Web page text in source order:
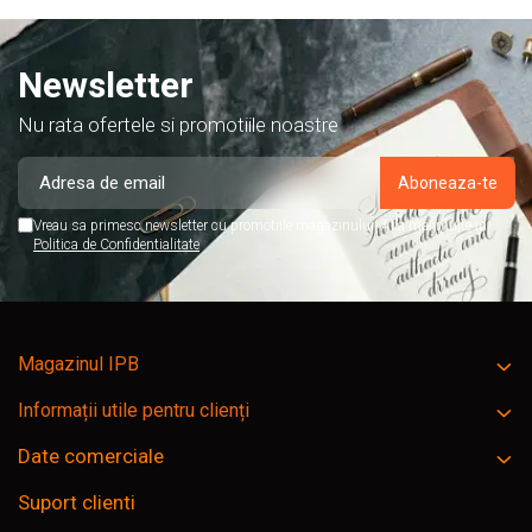
Newsletter
Nu rata ofertele si promotiile noastre
Vreau sa primesc newsletter cu promotiile magazinului. Afla mai multe in
Politica de Confidentialitate
Magazinul IPB
Informații utile pentru clienți
Date comerciale
Suport clienti